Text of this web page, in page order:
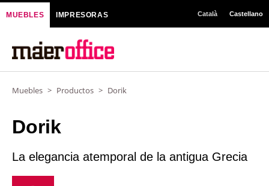
contenido
MUEBLES IMPRESORAS Català Castellano
Muebles > Productos > Dorik
Dorik
La elegancia atemporal de la antigua Grecia